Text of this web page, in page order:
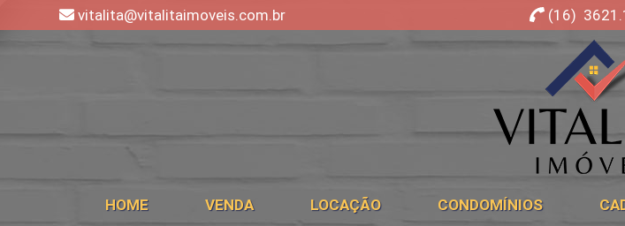
vitalita@vitalitaimoveis.com.br (16)
HOME VENDA LOCAÇÃO CONDOMÍNIOS